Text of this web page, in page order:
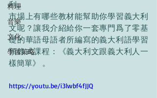
料理
音樂
文化
學習策略
利...
市場上有哪些教材能幫助你學習義大利
文呢？讓我介紹給你一套專門爲了零基
礎的華語母語者所編寫的義大利語學習
預錄式課程：《義大利文跟義大利人一
樣簡單》 。
https://youtu.be/i3lwbf4fJJQ